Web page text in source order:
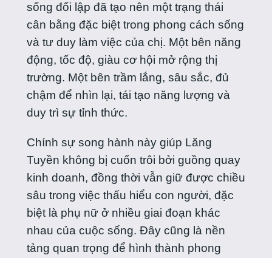
sống đối lập đã tạo nên một trạng thái
cân bằng đặc biệt trong phong cách sống
và tư duy làm việc của chị. Một bên năng
động, tốc độ, giàu cơ hội mở rộng thị
trường. Một bên trầm lắng, sâu sắc, đủ
chậm để nhìn lại, tái tạo năng lượng và
duy trì sự tỉnh thức.
Chính sự song hành này giúp Lăng
Tuyền không bị cuốn trôi bởi guồng quay
kinh doanh, đồng thời vẫn giữ được chiều
sâu trong việc thấu hiểu con người, đặc
biệt là phụ nữ ở nhiều giai đoạn khác
nhau của cuộc sống. Đây cũng là nền
tảng quan trọng để hình thành phong